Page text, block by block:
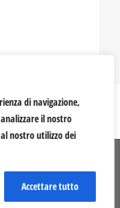
di navigazione,
il nostro
nostro utilizzo dei
Accettare tutto